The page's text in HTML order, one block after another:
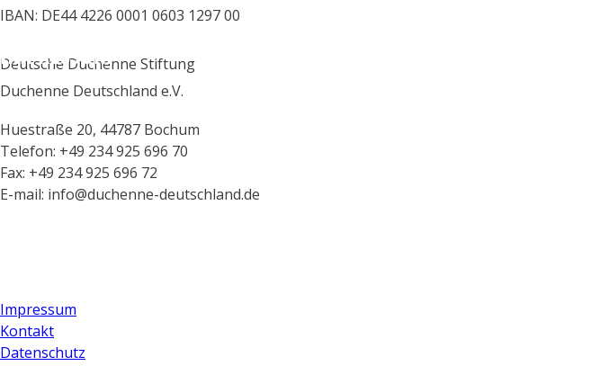
IMPRESSUM
IBAN: DE44 4226 0001 0603 1297 00
Deutsche Duchenne Stiftung
Duchenne Deutschland e.V.
Huestraße 20, 44787 Bochum
Telefon: +49 234 925 696 70
Fax: +49 234 925 696 72
E-mail: info@duchenne-deutschland.de
Impressum
Kontakt
Datenschutz